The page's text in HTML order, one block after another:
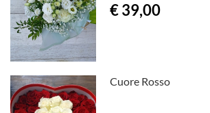
€ 39,00
Cuore Rosso